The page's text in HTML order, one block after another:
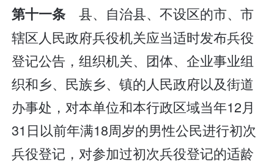
第十一条 县、自治县、不设区的市、市
辖区人民政府兵役机关应当适时发布兵役
登记公告，组织机关、团体、企业事业组
织和乡、民族乡、镇的人民政府以及街道
办事处，对本单位和本行政区域当年12月
31日以前年满18周岁的男性公民进行初次
兵役登记，对参加过初次兵役登记的适龄